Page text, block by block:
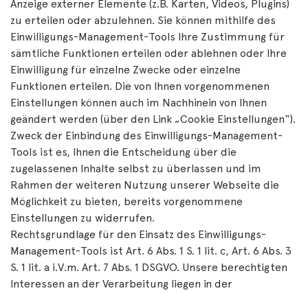
Anzeige externer Elemente (z.B. Karten, Videos, Plugins)
zu erteilen oder abzulehnen. Sie können mithilfe des
Einwilligungs-Management-Tools Ihre Zustimmung für
sämtliche Funktionen erteilen oder ablehnen oder Ihre
Einwilligung für einzelne Zwecke oder einzelne
Funktionen erteilen. Die von Ihnen vorgenommenen
Einstellungen können auch im Nachhinein von Ihnen
geändert werden (über den Link „Cookie Einstellungen“).
Zweck der Einbindung des Einwilligungs-Management-
Tools ist es, Ihnen die Entscheidung über die
zugelassenen Inhalte selbst zu überlassen und im
Rahmen der weiteren Nutzung unserer Webseite die
Möglichkeit zu bieten, bereits vorgenommene
Einstellungen zu widerrufen.
Rechtsgrundlage für den Einsatz des Einwilligungs-
Management-Tools ist Art. 6 Abs. 1 S. 1 lit. c, Art. 6 Abs. 3
S. 1 lit. a i.V.m. Art. 7 Abs. 1 DSGVO. Unsere berechtigten
Interessen an der Verarbeitung liegen in der